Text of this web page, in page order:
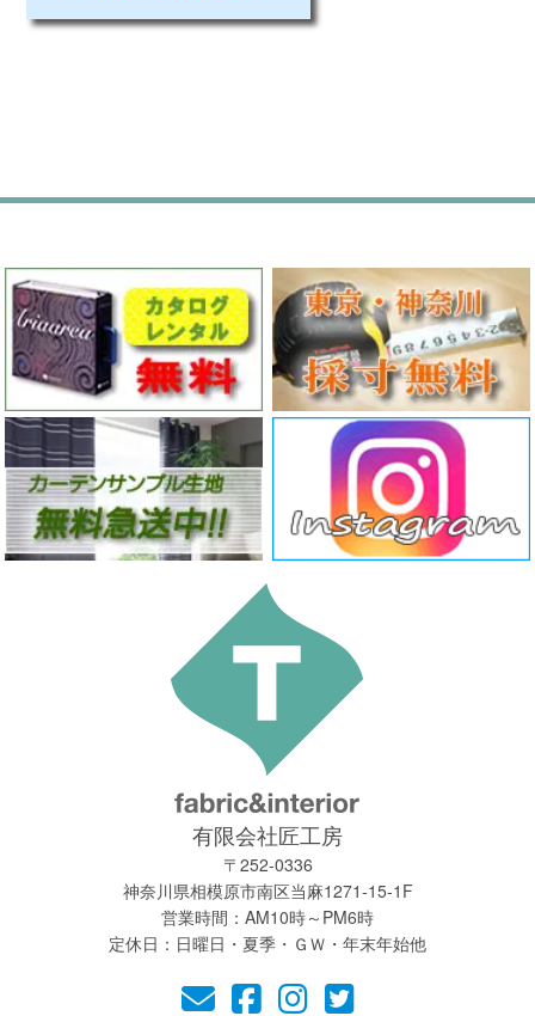
有限会社匠工房
〒252-0336
神奈川県相模原市南区当麻1271-15-1F
営業時間：AM10時～PM6時
定休日：日曜日・夏季・ＧＷ・年末年始他